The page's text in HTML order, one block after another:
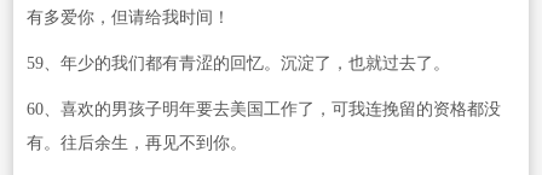
有多爱你，但请给我时间！
59、年少的我们都有青涩的回忆。沉淀了，也就过去了。
60、喜欢的男孩子明年要去美国工作了，可我连挽留的资格都没
有。往后余生，再见不到你。